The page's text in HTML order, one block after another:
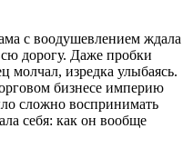
с воодушевлением ждала
дорогу. Даже пробки
молчал, изредка улыбаясь.
бизнесе империю
сложно воспринимать
себя: как он вообще